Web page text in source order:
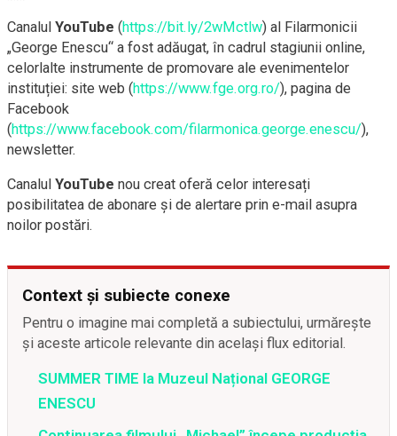
Canalul YouTube (https://bit.ly/2wMctlw) al Filarmonicii
„George Enescu“ a fost adăugat, în cadrul stagiunii online,
celorlalte instrumente de promovare ale evenimentelor
instituției: site web (https://www.fge.org.ro/), pagina de
Facebook
(https://www.facebook.com/filarmonica.george.enescu/),
newsletter.
Canalul YouTube nou creat oferă celor interesați
posibilitatea de abonare și de alertare prin e-mail asupra
noilor postări.
Context și subiecte conexe
Pentru o imagine mai completă a subiectului, urmărește
și aceste articole relevante din același flux editorial.
SUMMER TIME la Muzeul Național GEORGE
ENESCU